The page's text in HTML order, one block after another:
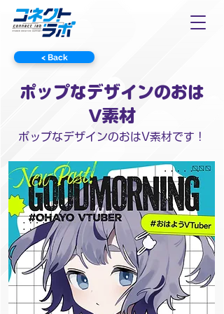
< Back
ポップなデザインのおは
V素材
ポップなデザインのおはV素材です！